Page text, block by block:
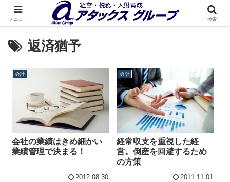
返済猶予
会計
会社の業績はきめ細かい
業績管理で決まる！
2012.08.30
会計
経常収支を重視した経
営。倒産を回避するため
の方策
2011.11.01
メニュー 検索